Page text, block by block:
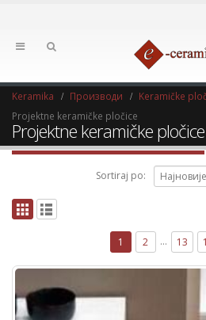
Keramika Производи
Keramičke
Projektne keramičke pločice
Projektne keramičke pločice
Sortiraj po:
1 2 … 13